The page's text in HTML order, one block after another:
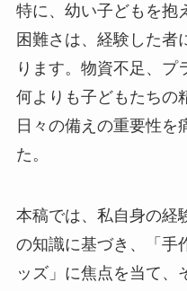
特に、幼い子どもを抱
困難さは、経験した者
ります。物資不足、プ
何よりも子どもたちの
日々の備えの重要性を
た。
本稿では、私自身の経
の知識に基づき、「手
ッズ」に焦点を当て、